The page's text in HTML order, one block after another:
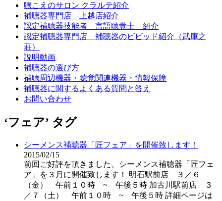
聴こえのサロン クラルテ紹介
補聴器専門店 上越店紹介
認定補聴器技能者 言語聴覚士 紹介
認定補聴器専門店 補聴器のビビッド紹介（武庫之
荘）
説明動画
補聴器の選び方
補聴周辺機器・聴覚関連機器・情報保障
補聴器に関するよくある質問と答え
お問い合わせ
‘フェア’ タグ
シーメンス補聴器「匠フェア」を開催致します！
2015/02/15
前回ご好評を頂きました、シーメンス補聴器「匠フェ
ア」を３月に開催致します！ 明石駅前店 ３／６
（金） 午前１０時 ~ 午後５時 加古川駅前店 ３
／７（土） 午前１０時 ~ 午後５時 詳細ページは